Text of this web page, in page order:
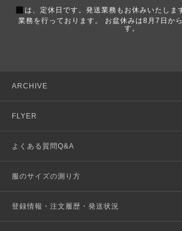
■ は、定休日です。発送業務もお休みいたしま
業務を行っております。 お盆休みは8月7日か
す。
ARCHIVE
FLYER
よくある質問Q&A
服のサイズの測り方
登録情報・注文履歴・発送状況